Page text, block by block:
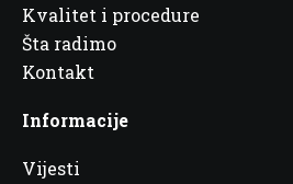
Kvalitet i procedure
Šta radimo
Kontakt
Informacije
Vijesti